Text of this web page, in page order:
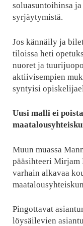
soluasuntoihinsa
syrjäytymistä.
Jos kännäily ja
tiloissa heti
nuoret ja
aktiivisempien
syntyisi
Uusi malli ei
Muun muassa
pääsihteeri Mirjam
varhain alkavaa
Pingottavat
löysäilevien